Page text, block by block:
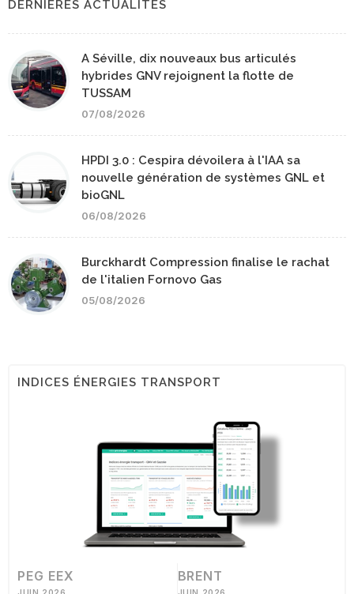
DERNIERES ACTUALITÉS
A Séville, dix nouveaux bus articulés
hybrides GNV rejoignent la flotte de
TUSSAM
07/08/2026
HPDI 3.0 : Cespira dévoilera à l'IAA sa
nouvelle génération de systèmes GNL et
bioGNL
06/08/2026
Burckhardt Compression finalise le rachat
de l'italien Fornovo Gas
05/08/2026
INDICES ÉNERGIES TRANSPORT
PEG EEX BRENT